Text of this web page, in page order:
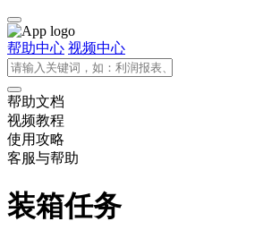
帮助中心 视频中心
帮助文档
视频教程
使用攻略
客服与帮助
装箱任务